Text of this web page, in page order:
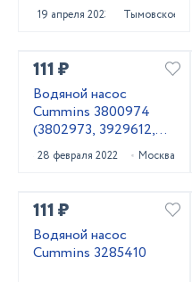
19 апреля 2023 Тымовское
111 ₽
Водяной насос
Cummins 3800974
(3802973, 3929612,
3285323, 4376357,
4955529, 3802442,
28 февраля 2022 Москва
111 ₽
Водяной насос
Cummins 3285410